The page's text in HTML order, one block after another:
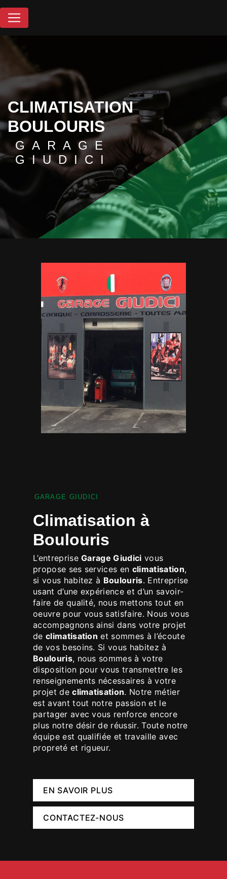
CLIMATISATION
BOULOURIS
GARAGE
GIUDICI
GARAGE GIUDICI
climatisation à
Boulouris
L’entrepriseGarage Giudici vous
propose ses services en climatisation,
si vous habitez à Boulouris. Entreprise
usant d’une expérience et d’un savoir-
faire de qualité, nous mettons tout en
oeuvre pour vous satisfaire. Nous vous
accompagnons ainsi dans votre projet
de climatisation et sommes à l’écoute
de vos besoins. Si vous habitez à
Boulouris, nous sommes à votre
disposition pour vous transmettre les
renseignements nécessaires à votre
projet declimatisation. Notre métier
est avant tout notre passion et le
partager avec vous renforce encore
plus notre désir de réussir. Toute notre
équipe est qualifiée et travaille avec
propreté et rigueur.
EN SAVOIR PLUS
CONTACTEZ-NOUS
Panneau de gestion des cookies